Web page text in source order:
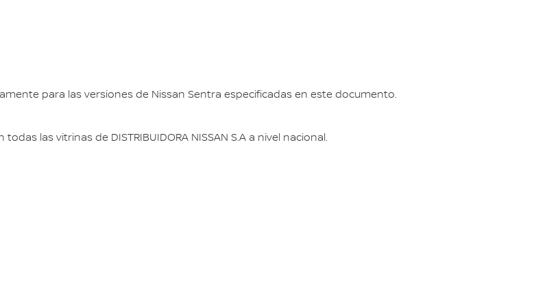
para las versiones de Nissan Sentra especificadas en este documento.
las vitrinas de DISTRIBUIDORA NISSAN S.A a nivel nacional.